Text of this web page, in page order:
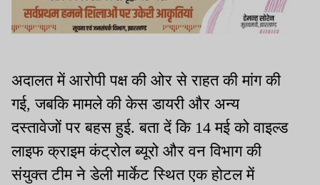
अदालत में आरोपी पक्ष की ओर से राहत की मांग की
गई, जबकि मामले की केस डायरी और अन्य
दस्तावेजों पर बहस हुई. बता दें कि 14 मई को वाइल्ड
लाइफ क्राइम कंट्रोल ब्यूरो और वन विभाग की
संयुक्त टीम ने डेली मार्केट स्थित एक होटल में